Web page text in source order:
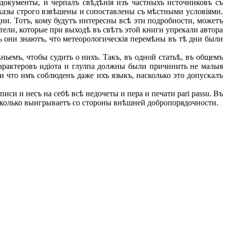
и черпалъ свѣдѣнія изъ частныхъ источниковъ съ
строго взвѣшены и сопоставлены съ мѣстными условіями.
Тотъ, кому будутъ интересны всѣ эти подробности, можетъ
которые при выходѣ въ свѣтъ этой книги упрекали автора
знаютъ, что метеорологическія перемѣны въ тѣ дни были
чтобы судить о нихъ. Такъ, въ одной статьѣ, въ общемъ
идіота и глулпа должны были причинить не малыя
имъ соблюденъ даже ихъ языкъ, насколько это допускалъ
и несъ на себѣ всѣ недочеты и пера и печати pari passu. Въ
выигрываетъ со стороны внѣшней добропорядочности.